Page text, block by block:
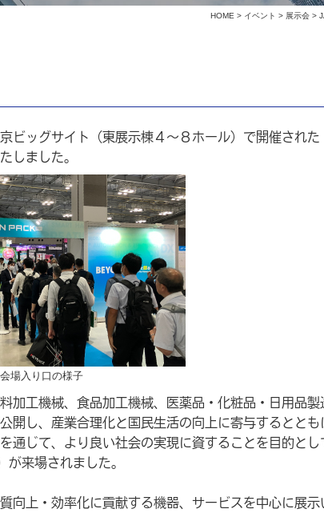
HOME > イベント > 展示会 >
ッグサイト（東展示棟４～８ホール）で開催された
しました。
会場入り口の様子
工機械、食品加工機械、医薬品・化粧品・日用品製
開し、産業合理化と国民生活の向上に寄与するととも
通じて、より良い社会の実現に資することを目的とし
来場されました。
向上・効率化に貢献する機器、サービスを中心に展示